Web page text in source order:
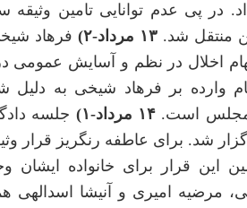
در پی عدم توانایی تامین
منتقل شد.‏۱۳ مرداد-۲) فرهاد
اخلال در نظم و آسایش عمومی
وارده بر فرهاد شیخی به
مجلس است.‏ ۱۴ مرداد-۱) جلسه
شد. برای عاطفه رنگریز قرار
این قرار برای خانواده ایشان
مرضیه امیری و ‏آنیشا اسدالهی